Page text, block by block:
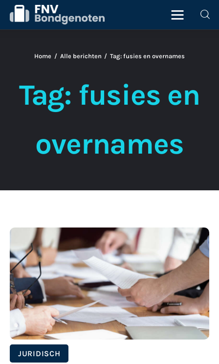
Tag: fusies en
overnames
Home Alle berichten Tag: fusies en overnames
Beurs
ICT
Juridisch
Starter
JURIDISCH
SHARE POST